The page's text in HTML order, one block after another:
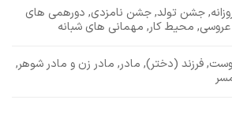
جشن تولد, جشن نامزدی, دورهمی های
عروسی, محیط کار, مهمانی های شبانه
فرزند (دختر), مادر, مادر زن و مادر شوهر,